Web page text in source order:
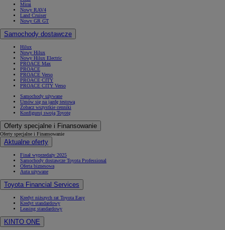
Mirai
Nowy RAV4
Land Cruiser
Nowy GR GT
Samochody dostawcze
Hilux
Nowy Hilux
Nowy Hilux Electric
PROACE Max
PROACE
PROACE Verso
PROACE CITY
PROACE CITY Verso
Samochody używane
Umów się na jazdę testową
Zobacz wszystkie cenniki
Konfiguruj swoją Toyotę
Oferty specjalne i Finansowanie
Oferty specjalne i Finansowanie
Aktualne oferty
Finał wyprzedaży 2025
Samochody dostawcze Toyota Professional
Oferta biznesowa
Auta używane
Toyota Financial Services
Kredyt niższych rat Toyota Easy
Kredyt standardowy
Leasing standardowy
KINTO ONE